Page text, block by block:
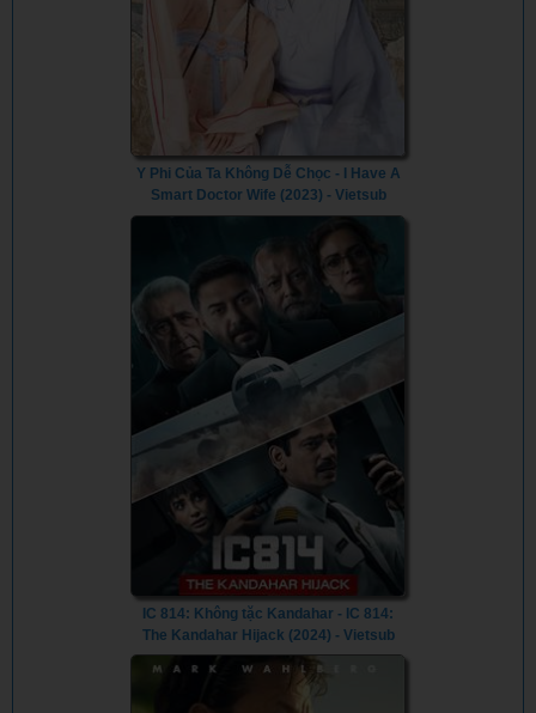
Y Phi Của Ta Không Dễ Chọc - I Have A
Smart Doctor Wife (2023) - Vietsub
IC 814: Không tặc Kandahar - IC 814:
The Kandahar Hijack (2024) - Vietsub